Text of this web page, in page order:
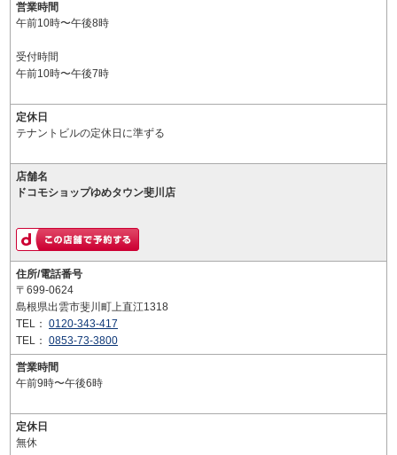
営業時間
午前10時〜午後8時
受付時間
午前10時〜午後7時
定休日
テナントビルの定休日に準ずる
店舗名
ドコモショップゆめタウン斐川店
住所/電話番号
〒699-0624
島根県出雲市斐川町上直江1318
TEL： 0120-343-417
TEL： 0853-73-3800
営業時間
午前9時〜午後6時
定休日
無休